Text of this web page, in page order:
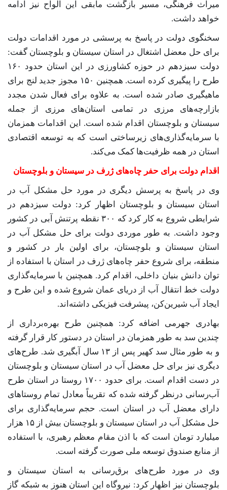
میراث فرهنگی، مسیر بازگشت مابقی این الواح نیز ادامه
خواهد داشت.
سخنگوی دولت در پاسخ به پرسشی در مورد اقدامات دولت
برای حل معضل اشتغال در استان سیستان و بلوچستان گفت:
دولت سیزدهم در حوزه کشاورزی در این استان حدود ۱۶۰
طرح را پیگیری کرده است. همچنین ۱۵۰ مجوز جدید لنج برای
ماهیگیری صادر شده است. به علاوه برای فعال شدن مجدد
بازارچه‌های مرزی در تمامی استان‌های مرزی از جمله
سیستان و بلوچستان اقدام شده است. این اقدامات همزمان
با سرمایه‌گذاری‌های زیرساختی است که به توسعه اقتصادی
استان در همه ظرفیت‌ها کمک می‌کند.
اقدام دولت برای حفر چاه‌های ژرف در سیستان و بلوچستان
وی در پاسخ به پرسش دیگری در مورد حل مشکل آب در
استان سیستان و بلوچستان اظهار کرد: دولت سیزدهم در
شرایطی شروع به کار کرد که ۳۰۰ نقطه پرتنش آبی در کشور
وجود داشت. به طور موردی دولت برای حل مشکل آب در
استان سیستان و بلوچستان، برای اولین بار در کشور و
منطقه، برای شروع حفر چاه‌های ژرف در استان با استفاده از
توان دانش بنیان داخلی، اقدام کرد. همچنین با سرمایه‌گذاری
دولت خط انتقال آب از دریای عمان شروع شده و این طرح و
ایجاد آب شیرین‌کن، پیشرفت فیزیکی داشته‌اند.
بهادری جهرمی اضافه کرد: همچنین طرح بهره‌برداری از
چندین سد به طور همزمان در استان در دستور کار قرار گرفته
و به طور مثال سد کهیر پس از ۱۳ سال آبگیری شد. طرح‌های
دیگری نیز برای حل معضل آب در استان سیستان و بلوچستان
در دست اقدام است. برای حدود ۱۷۰۰ روستا در استان طرح
آب‌رسانی درنظر گرفته شده که تقریباً معادل تمام روستاهای
دارای معضل آب در استان است. حجم سرمایه‌گذاری برای
حل مشکل آب در استان سیستان و بلوچستان بیش از ۱۵ هزار
میلیارد تومان است که با اذن مقام معظم رهبری، با استفاده
از منابع صندوق توسعه ملی صورت گرفته است.
وی در مورد طرح‌های برق‌رسانی به استان سیستان و
بلوچستان نیز اظهار کرد: نیروگاه این استان هنوز به شبکه گاز